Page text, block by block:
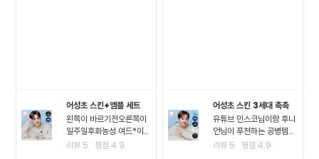
어성초 스킨+앰플 세트
왼쪽이 바르기전오른쪽이
일주일후화농성 여드*이
진짜 많이 진정되고 여드*
리뷰 5 평점4.9
어성초 스킨 3세대 촉촉
유튜브 민스코님이랑 후니
언님이 푸천하는 공병템이
라서 큰 맘먹고 샀는데요!!
리뷰 5 평점4.9